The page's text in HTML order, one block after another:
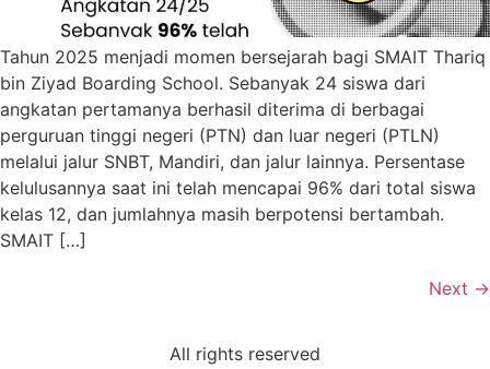
Tahun 2025 menjadi momen bersejarah bagi SMAIT Thariq
bin Ziyad Boarding School. Sebanyak 24 siswa dari
angkatan pertamanya berhasil diterima di berbagai
perguruan tinggi negeri (PTN) dan luar negeri (PTLN)
melalui jalur SNBT, Mandiri, dan jalur lainnya. Persentase
kelulusannya saat ini telah mencapai 96% dari total siswa
kelas 12, dan jumlahnya masih berpotensi bertambah.
SMAIT […]
Next →
All rights reserved